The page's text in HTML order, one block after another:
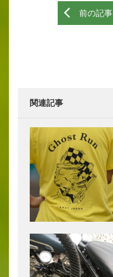
前の記事
関連記事